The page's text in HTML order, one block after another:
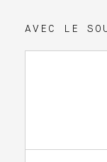
AVEC LE